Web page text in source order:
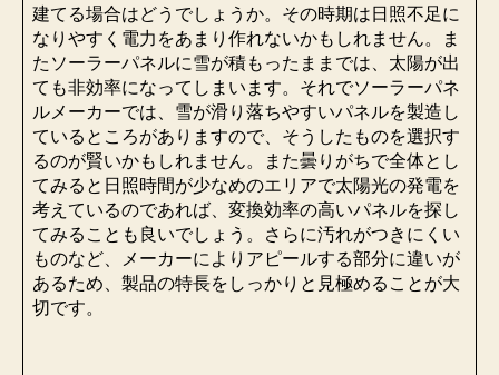
建てる場合はどうでしょうか。その時期は日照不足に
なりやすく電力をあまり作れないかもしれません。ま
たソーラーパネルに雪が積もったままでは、太陽が出
ても非効率になってしまいます。それでソーラーパネ
ルメーカーでは、雪が滑り落ちやすいパネルを製造し
ているところがありますので、そうしたものを選択す
るのが賢いかもしれません。また曇りがちで全体とし
てみると日照時間が少なめのエリアで太陽光の発電を
考えているのであれば、変換効率の高いパネルを探し
てみることも良いでしょう。さらに汚れがつきにくい
ものなど、メーカーによりアピールする部分に違いが
あるため、製品の特長をしっかりと見極めることが大
切です。